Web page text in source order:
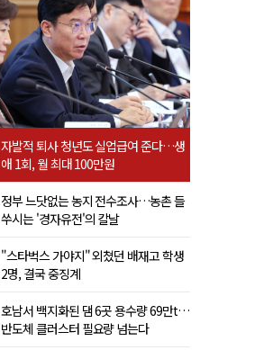
자발적 퇴사 청년도 실업급여 준다…생
애 1회, 월 최대 100만원
정부 느닷없는 농지 전수조사…농촌 들
쑤시는 '경자유전'의 칼날
"스타벅스 가야지" 외쳤던 배재고 학생
2명, 결국 중징계
호남서 백지화된 댐 6곳 용수량 69만t…
반도체 클러스터 필요량 넘는다